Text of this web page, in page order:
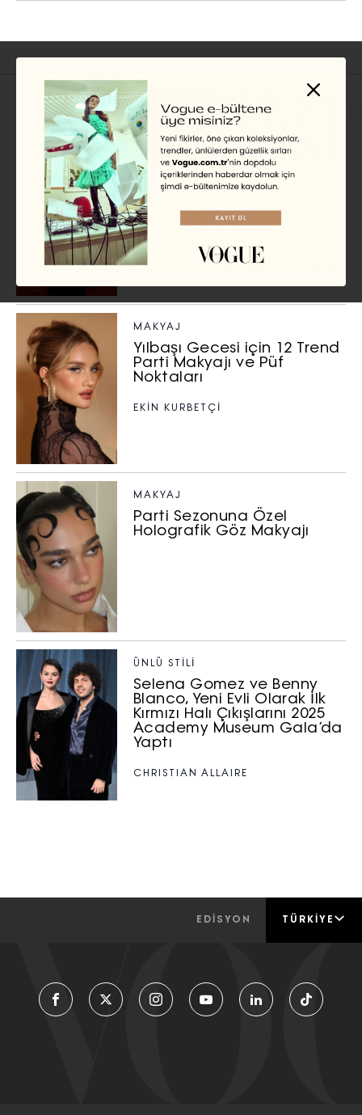
İlgili Başlıklar
ÜNLÜ STILI
Selena Gomez’in 2026
Golden Globes’da Tercih
Ettiği Chanel Elbise için, 323
Saat Çalışılmış
HANNAH JACKSON
MAKYAJ
Yılbaşı Gecesi için 12 Trend
Parti Makyajı ve Püf
Noktaları
EKİN KURBETÇİ
MAKYAJ
Parti Sezonuna Özel
Holografik Göz Makyajı
ÜNLÜ STILI
Selena Gomez ve Benny
Blanco, Yeni Evli Olarak İlk
Kırmızı Halı Çıkışlarını 2025
Academy Museum Gala’da
Yaptı
CHRISTIAN ALLAIRE
EDİSYON TÜRKIYE